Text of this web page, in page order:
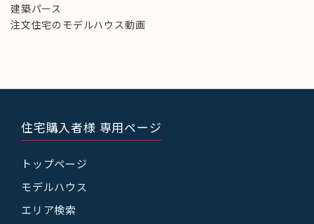
建築パース
注文住宅のモデルハウス動画
住宅購入者様 専用ページ
トップページ
モデルハウス
エリア検索